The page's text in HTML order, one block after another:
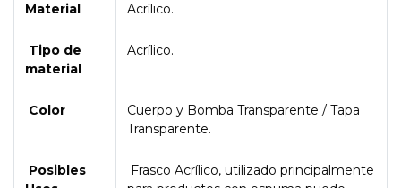
Material Acrílico.
Tipo de
material
Acrílico.
Color
Cuerpo y Bomba Transparente / Tapa
Transparente.
Posibles
Frasco Acrílico, utilizado principalmente